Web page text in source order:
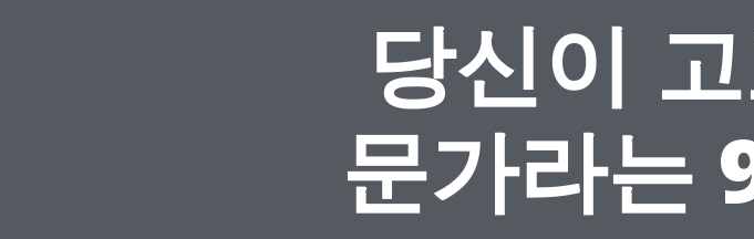
당신이
문가라는